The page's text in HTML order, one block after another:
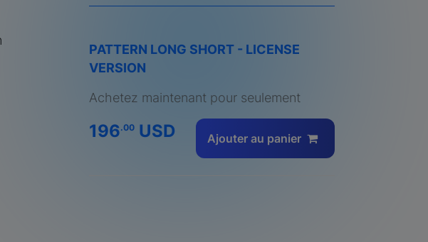
PATTERN LONG SHORT - LICENSE
VERSION
Achetez maintenant pour seulement
196.00 USD Ajouter au panier